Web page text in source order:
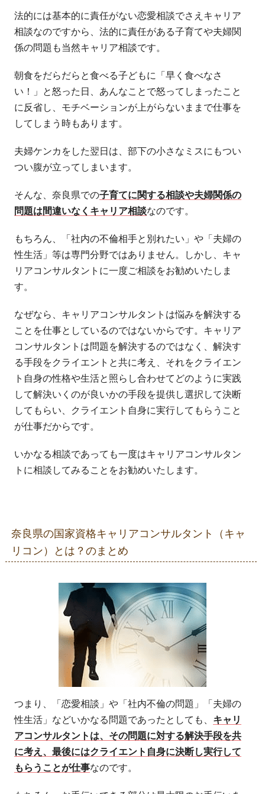
法的には基本的に責任がない恋愛相談でさえキャリア
相談なのですから、法的に責任がある子育てや夫婦関
係の問題も当然キャリア相談です。
朝食をだらだらと食べる子どもに「早く食べなさ
い！」と怒った日、あんなことで怒ってしまったこと
に反省し、モチベーションが上がらないままで仕事を
してしまう時もあります。
夫婦ケンカをした翌日は、部下の小さなミスにもつい
つい腹が立ってしまいます。
そんな、奈良県での子育てに関する相談や夫婦関係の
問題は間違いなくキャリア相談なのです。
もちろん、「社内の不倫相手と別れたい」や「夫婦の
性生活」等は専門分野ではありません。しかし、キャ
リアコンサルタントに一度ご相談をお勧めいたしま
す。
なぜなら、キャリアコンサルタントは悩みを解決する
ことを仕事としているのではないからです。キャリア
コンサルタントは問題を解決するのではなく、解決す
る手段をクライエントと共に考え、それをクライエン
ト自身の性格や生活と照らし合わせてどのように実践
して解決いくのが良いかの手段を提供し選択して決断
してもらい、クライエント自身に実行してもらうこと
が仕事だからです。
いかなる相談であっても一度はキャリアコンサルタン
トに相談してみることをお勧めいたします。
奈良県の国家資格キャリアコンサルタント（キャ
リコン）とは？のまとめ
つまり、「恋愛相談」や「社内不倫の問題」「夫婦の
性生活」などいかなる問題であったとしても、 キャリ
アコンサルタントは、その問題に対する解決手段を共
に考え、最後にはクライエント自身に決断し実行して
もらうことが仕事なのです。